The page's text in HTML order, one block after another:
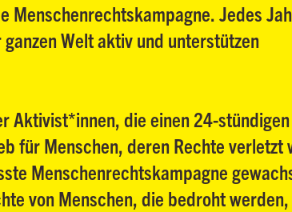
Menschenrechtskampagne. Jedes
Welt aktiv und unterstützen
Aktivist*innen, die einen 24-
für Menschen, deren Rechte verletzt
Menschenrechtskampagne
von Menschen, die bedroht